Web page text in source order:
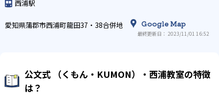
西浦駅
愛知県蒲郡市西浦町龍田37・38合併地 Google Map
最終更新日： 2023/11/01 16:52
公文式 （くもん・KUMON）・西浦教室の特徴
は？